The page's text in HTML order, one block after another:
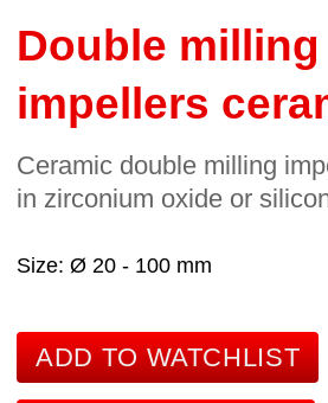
Double milling
impellers
Ceramic double milling
in zirconium oxide or
Size Ø 20 - 100 mm
ADD TO WATCHLIST